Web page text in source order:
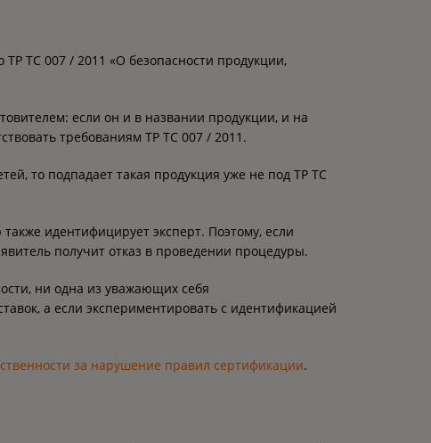
ТС 007 / 2011 «О безопасности продукции,
если он и в названии продукции, и на
требованиям ТР ТС 007 / 2011.
то подпадает такая продукция уже не под ТР ТС
идентифицирует эксперт. Поэтому, если
получит отказ в проведении процедуры.
ни одна из уважающих себя
а если экспериментировать с идентификацией
за нарушение правил сертификации.